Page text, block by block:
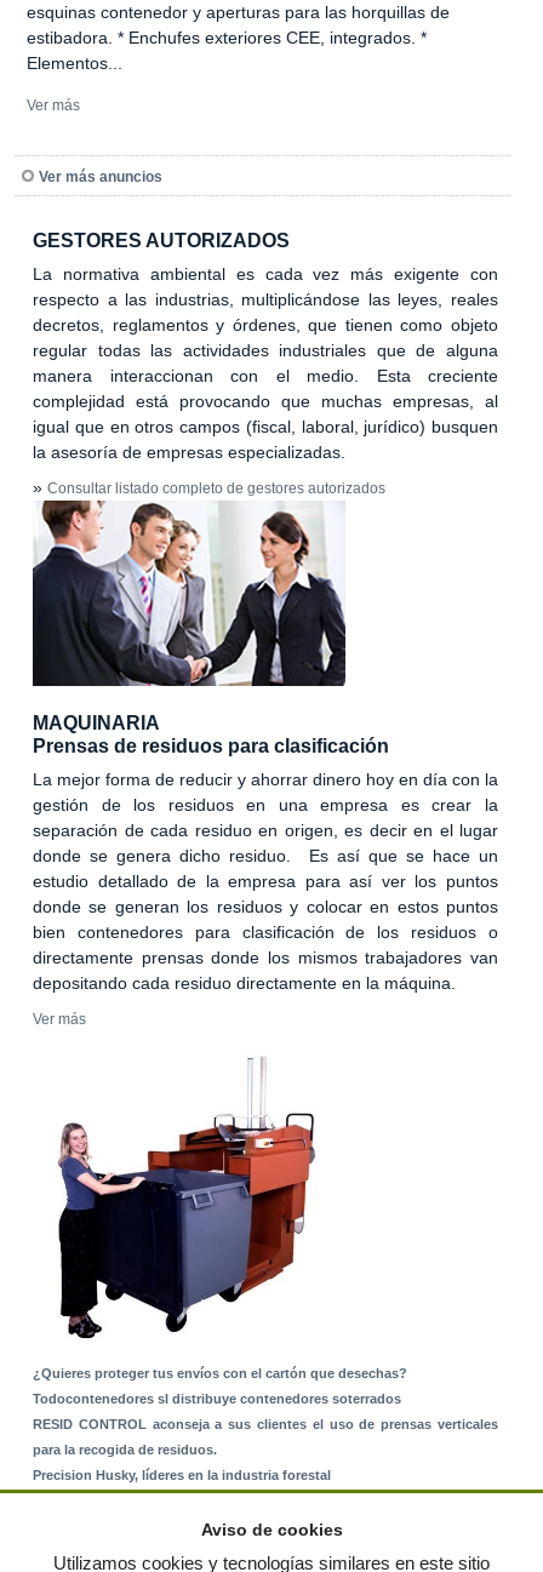
esquinas contenedor y aperturas para las horquillas de
estibadora. * Enchufes exteriores CEE, integrados. *
Elementos...
Ver más
Ver más anuncios
GESTORES AUTORIZADOS
La normativa ambiental es cada vez más exigente con
respecto a las industrias, multiplicándose las leyes, reales
decretos, reglamentos y órdenes, que tienen como objeto
regular todas las actividades industriales que de alguna
manera interaccionan con el medio. Esta creciente
complejidad está provocando que muchas empresas, al
igual que en otros campos (fiscal, laboral, jurídico) busquen
la asesoría de empresas especializadas.
» Consultar listado completo de gestores autorizados
MAQUINARIA
Prensas de residuos para clasificación
La mejor forma de reducir y ahorrar dinero hoy en día con la
gestión de los residuos en una empresa es crear la
separación de cada residuo en origen, es decir en el lugar
donde se genera dicho residuo. Es así que se hace un
estudio detallado de la empresa para así ver los puntos
donde se generan los residuos y colocar en estos puntos
bien contenedores para clasificación de los residuos o
directamente prensas donde los mismos trabajadores van
depositando cada residuo directamente en la máquina.
Ver más
¿Quieres proteger tus envíos con el cartón que desechas?
Todocontenedores sl distribuye contenedores soterrados
RESID CONTROL aconseja a sus clientes el uso de prensas verticales
para la recogida de residuos.
Precision Husky, líderes en la industria forestal
Aviso de cookies
Utilizamos cookies y tecnologías similares en este sitio